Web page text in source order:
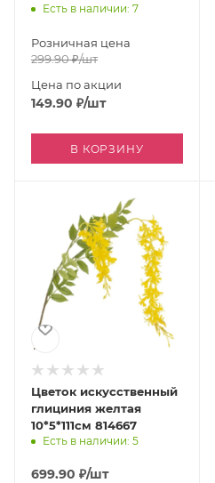
Есть в наличии: 7
Розничная цена
299.90₽/шт
Цена по акции
149.90 ₽/шт
В КОРЗИНУ
Цветок искусственный
глициния желтая
10*5*111см 814667
Есть в наличии: 5
699.90 ₽/шт